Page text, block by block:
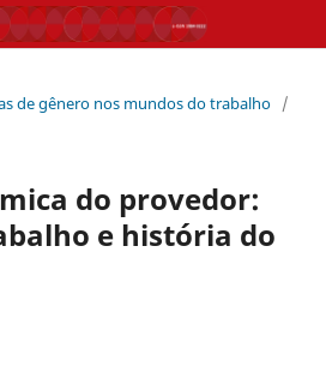
de gênero nos mundos do trabalho /
do provedor:
e história do